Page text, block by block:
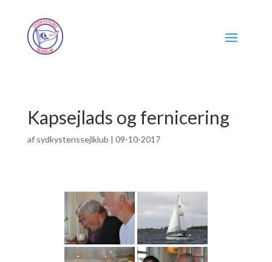
Kapsejlads og fernicering
af sydkystenssejlklub | 09-10-2017